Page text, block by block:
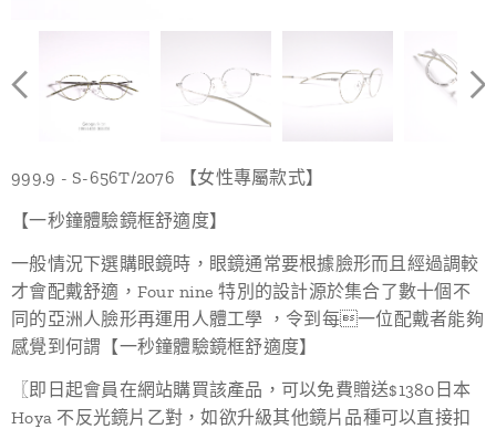
999.9 - S-656T/2076 【女性專屬款式】
【一秒鐘體驗鏡框舒適度】
一般情況下選購眼鏡時，眼鏡通常要根據臉形而且經過調較
才會配戴舒適，Four nine 特別的設計源於集合了數十個不
同的亞洲人臉形再運用人體工學 ，令到每一位配戴者能夠
感覺到何謂【一秒鐘體驗鏡框舒適度】
〖即日起會員在網站購買該產品，可以免費贈送$1380日本
Hoya 不反光鏡片乙對，如欲升級其他鏡片品種可以直接扣